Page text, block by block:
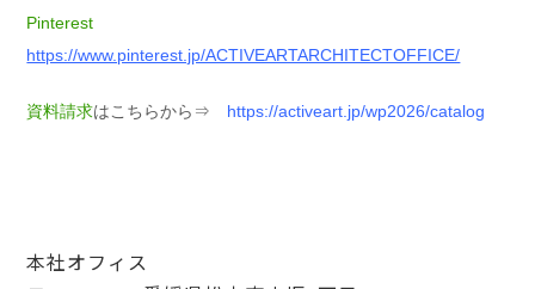
Pinterest
https://www.pinterest.jp/ACTIVEARTARCHITECTOFFICE/
資料請求はこちらから⇒ https://activeart.jp/wp2026/catalog
本社オフィス